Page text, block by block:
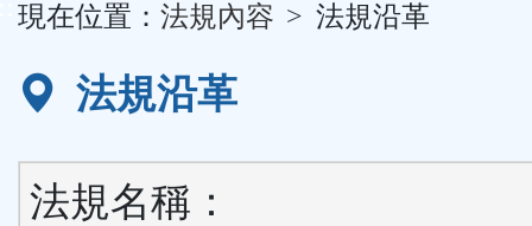
區
現在位置： 法規內容 法規沿革
法規沿革
法規名稱：